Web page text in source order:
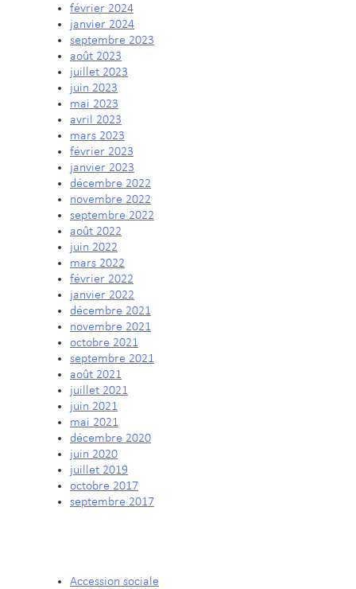
février 2024
janvier 2024
septembre 2023
août 2023
juillet 2023
juin 2023
mai 2023
avril 2023
mars 2023
février 2023
janvier 2023
décembre 2022
novembre 2022
septembre 2022
août 2022
juin 2022
mars 2022
février 2022
janvier 2022
décembre 2021
novembre 2021
octobre 2021
septembre 2021
août 2021
juillet 2021
juin 2021
mai 2021
décembre 2020
juin 2020
juillet 2019
octobre 2017
septembre 2017
Accession sociale